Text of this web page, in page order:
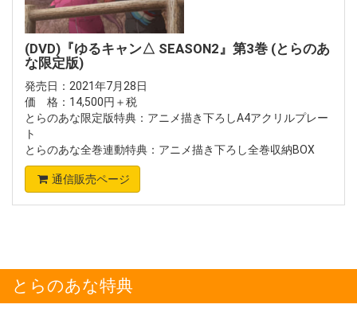
(DVD)『ゆるキャン△ SEASON2』第3巻 (とらのあ
な限定版)
発売日：2021年7月28日
価 格：14,500円＋税
とらのあな限定版特典：アニメ描き下ろしA4アクリルプレー
ト
とらのあな全巻連動特典：アニメ描き下ろし全巻収納BOX
通信販売ページ
とらのあな特典